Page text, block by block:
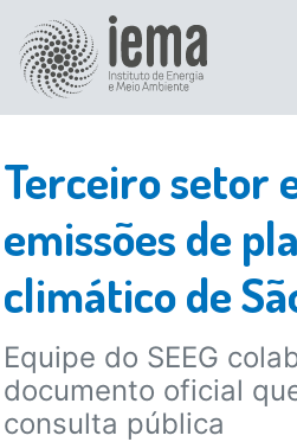
Terceiro setor
emissões de
climático de
Equipe do SEEG
documento oficial
consulta pública